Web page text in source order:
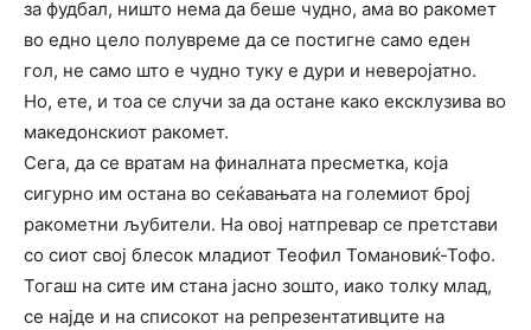
за фудбал, ништо нема да беше чудно, ама во ракомет
во едно цело полувреме да се постигне само еден
гол, не само што е чудно туку е дури и неверојатно.
Но, ете, и тоа се случи за да остане како ексклузива во
македонскиот ракомет.
Сега, да се вратам на финалната пресметка, која
сигурно им остана во сеќавањата на големиот број
ракометни љубители. На овој натпревар се претстави
со сиот свој блесок младиот Теофил Томановиќ-Тофо.
Тогаш на сите им стана јасно зошто, иако толку млад,
се најде и на списокот на репрезентативците на